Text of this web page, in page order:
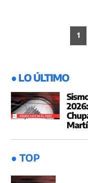
1
● LO ÚLTIMO
● TOP